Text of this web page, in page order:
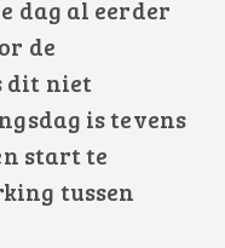
dag al eerder
de
dit niet
is tevens
start te
tussen